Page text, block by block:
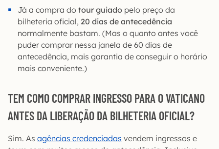
Já a compra do tour guiado pelo preço da
bilheteria oficial, 20 dias de antecedência
normalmente bastam. (Mas o quanto antes você
puder comprar nessa janela de 60 dias de
antecedência, mais garantia de conseguir o horário
mais conveniente.)
TEM COMO COMPRAR INGRESSO PARA O VATICANO
ANTES DA LIBERAÇÃO DA BILHETERIA OFICIAL?
Sim. As agências credenciadas vendem ingressos e